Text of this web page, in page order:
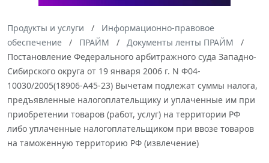
Продукты и услуги
Информационно-правовое
обеспечение
ПРАЙМ
Документы ленты ПРАЙМ
Постановление Федерального арбитражного суда Западно-
Сибирского округа от 19 января 2006 г. N Ф04-
10030/2005(18906-А45-23) Вычетам подлежат суммы налога,
предъявленные налогоплательщику и уплаченные им при
приобретении товаров (работ, услуг) на территории РФ
либо уплаченные налогоплательщиком при ввозе товаров
на таможенную территорию РФ (извлечение)